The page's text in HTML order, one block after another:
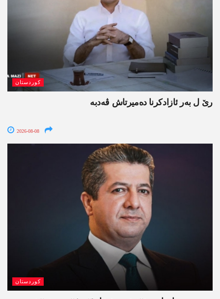
کوردستان
رێ ل بەر ئازادکرنا دەمیرتاش ڤەدبە
2026-08-08
کوردستان